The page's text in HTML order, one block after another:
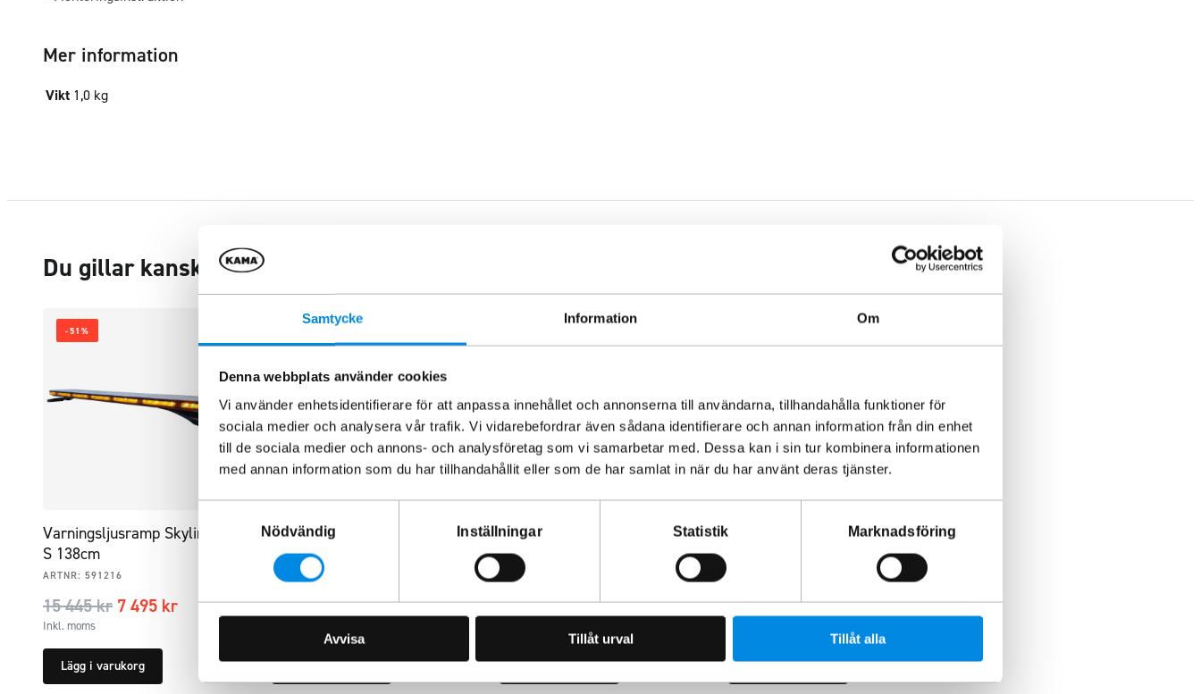
Samtycke Information Om
Denna webbplats använder cookies
Vi använder enhetsidentifierare för att anpassa innehållet och annonserna till användarna, tillhandahålla funktioner för
sociala medier och analysera vår trafik. Vi vidarebefordrar även sådana identifierare och annan information från din enhet
till de sociala medier och annons- och analysföretag som vi samarbetar med. Dessa kan i sin tur kombinera informationen
med annan information som du har tillhandahållit eller som de har samlat in när du har använt deras tjänster.
Nödvändig
Inställningar Statistik Marknadsföring
Avvisa Tillåt urval Tillåt alla
Mer information
Vikt 1,0 kg
Du gillar kanske också…
-51%
Varningsljusramp Skyline Air
S 138cm
ARTNR: 591216
15 445kr 7 495 kr
Inkl. moms
Lägg i varukorg
Modellanpassat ljuspaket 1x
backljus Dodge RAM 19+
ARTNR:DORA-KIT3
1 153,75kr
Lägg i varukorg
Nummerskyltshållare
ARTNR:
400
Inkl. moms
Lägg i varukorg
Lastförskjutningsstopp,
935kr
Lägg i varukorg